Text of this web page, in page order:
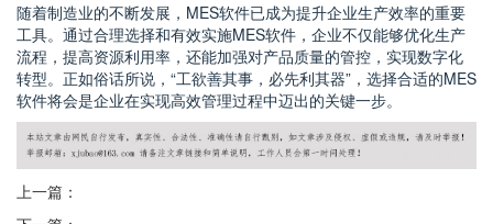
随着制造业的不断发展，MES软件已成为提升企业生产效率的重要
工具。通过合理选择和有效实施MES软件，企业不仅能够优化生产
流程，提高资源利用率，还能加强对产品质量的管控，实现数字化
转型。正如俗话所说，“工欲善其事，必先利其器”，选择合适的MES
软件将会是企业在实现高效管理过程中迈出的关键一步。
上一篇：